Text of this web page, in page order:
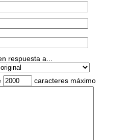
respuesta a...
caracteres máximo